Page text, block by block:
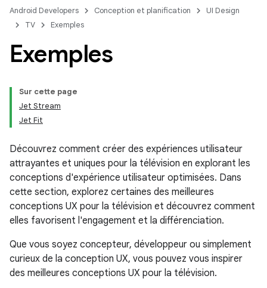
Android Developers Conception et planification
UI Design
TV
Exemples
Exemples
Sur cette page
Jet Stream
Jet Fit
Découvrez comment créer des expériences utilisateur
attrayantes et uniques pour la télévision en explorant les
conceptions d'expérience utilisateur optimisées. Dans
cette section, explorez certaines des meilleures
conceptions UX pour la télévision et découvrez comment
elles favorisent l'engagement et la différenciation.
Que vous soyez concepteur, développeur ou simplement
curieux de la conception UX, vous pouvez vous inspirer
des meilleures conceptions UX pour la télévision.